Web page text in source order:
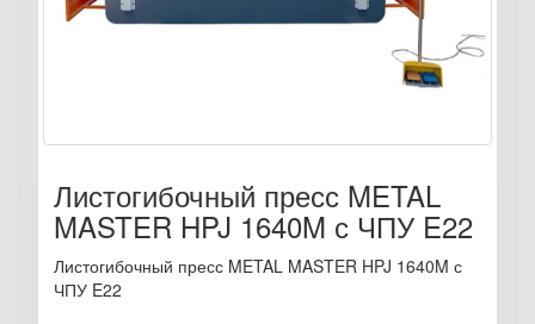
Листогибочный пресс METAL
MASTER HPJ 1640M с ЧПУ E22
Листогибочный пресс METAL MASTER HPJ 1640M с
ЧПУ E22